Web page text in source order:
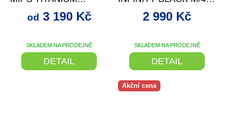
METALICKÁ
SKLADEM NA PRODEJNĚ
od 3 190 Kč
DETAIL
SKLADEM NA PRODEJNĚ
2 990 Kč
DETAIL
Akční cena